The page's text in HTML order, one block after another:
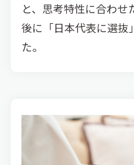
と、思考特性に合わせ
後に「日本代表に選抜
た。